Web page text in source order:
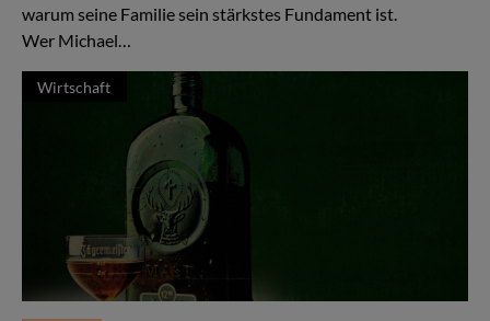
warum seine Familie sein stärkstes Fundament ist.
Wer Michael…
Wirtschaft